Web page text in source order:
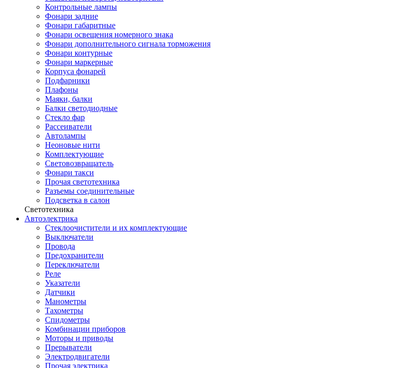
Контрольные лампы
Фонари задние
Фонари габаритные
Фонари освещения номерного знака
Фонари дополнительного сигнала торможения
Фонари контурные
Фонари маркерные
Корпуса фонарей
Подфарники
Плафоны
Маяки, балки
Балки светодиодные
Стекло фар
Рассеиватели
Автолампы
Неоновые нити
Комплектующие
Световозвращатель
Фонари такси
Прочая светотехника
Разъемы соединительные
Подсветка в салон
Светотехника
Автоэлектрика
Стеклоочистители и их комплектующие
Выключатели
Провода
Предохранители
Переключатели
Реле
Указатели
Датчики
Манометры
Тахометры
Спидометры
Комбинации приборов
Моторы и приводы
Прерыватели
Электродвигатели
Прочая электрика